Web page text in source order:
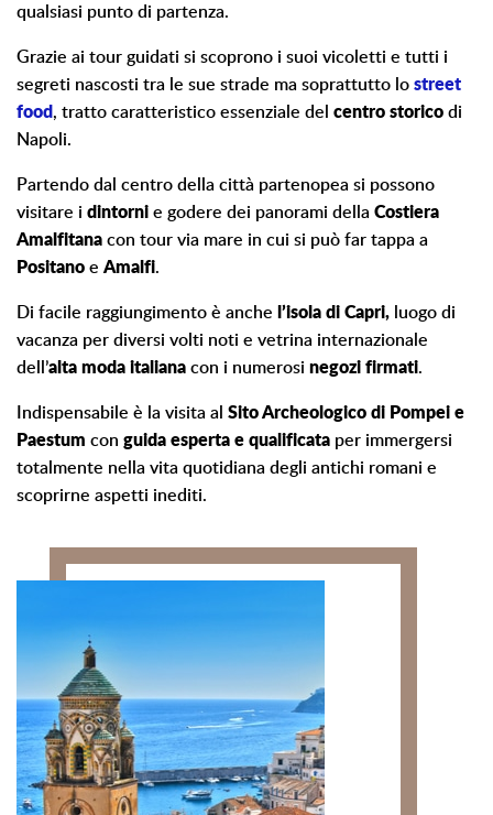
qualsiasi punto di partenza.
Grazie ai tour guidati si scoprono i suoi vicoletti e tutti i
segreti nascosti tra le sue strade ma soprattutto lo street
food, tratto caratteristico essenziale del centro storico di
Napoli.
Partendo dal centro della città partenopea si possono
visitare i dintorni e godere dei panorami della Costiera
Amalfitana con tour via mare in cui si può far tappa a
Positano e Amalfi.
Di facile raggiungimento è anche l’isola di Capri, luogo di
vacanza per diversi volti noti e vetrina internazionale
dell’alta moda italiana con i numerosi negozi firmati.
Indispensabile è la visita al Sito Archeologico di Pompei e
Paestum con guida esperta e qualificata per immergersi
totalmente nella vita quotidiana degli antichi romani e
scoprirne aspetti inediti.